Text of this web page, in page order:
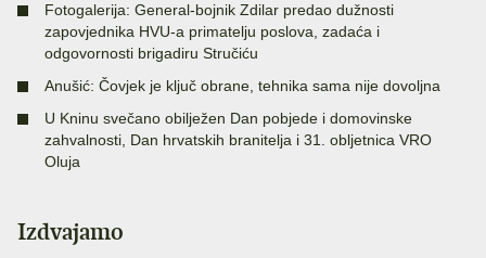
Fotogalerija: General-bojnik Zdilar predao dužnosti
zapovjednika HVU-a primatelju poslova, zadaća i
odgovornosti brigadiru Stručiću
Anušić: Čovjek je ključ obrane, tehnika sama nije dovoljna
U Kninu svečano obilježen Dan pobjede i domovinske
zahvalnosti, Dan hrvatskih branitelja i 31. obljetnica VRO
Oluja
Izdvajamo